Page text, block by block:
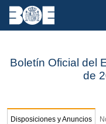
Boletín Oficial del
de
Disposiciones y Anuncios